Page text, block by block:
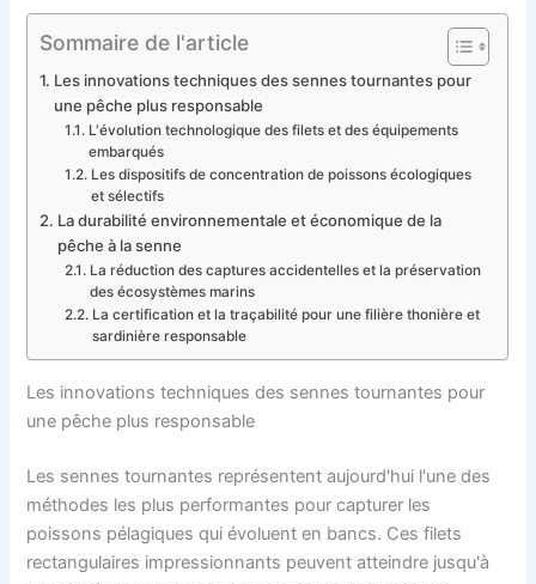
Sommaire de l'article
Les innovations techniques des sennes tournantes pour
une pêche plus responsable
L'évolution technologique des filets et des équipements
embarqués
Les dispositifs de concentration de poissons écologiques
et sélectifs
La durabilité environnementale et économique de la
pêche à la senne
La réduction des captures accidentelles et la préservation
des écosystèmes marins
La certification et la traçabilité pour une filière thonière et
sardinière responsable
Les innovations techniques des sennes tournantes pour
une pêche plus responsable
Les sennes tournantes représentent aujourd'hui l'une des
méthodes les plus performantes pour capturer les
poissons pélagiques qui évoluent en bancs. Ces filets
rectangulaires impressionnants peuvent atteindre jusqu'à